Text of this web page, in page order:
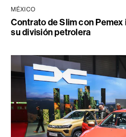
MÉXICO
Contrato de Slim con
su división petrolera